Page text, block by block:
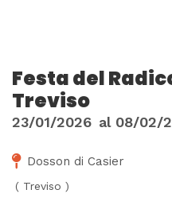
Festa del
Treviso
23/01/2026 al 08/02/
Dosson di Casier
( Treviso )